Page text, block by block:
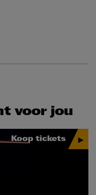
voor jou
Koop tickets